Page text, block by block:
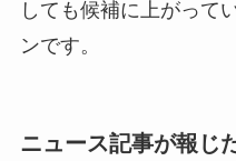
しても候補に上がって
ンです。
ニュース記事が報じ